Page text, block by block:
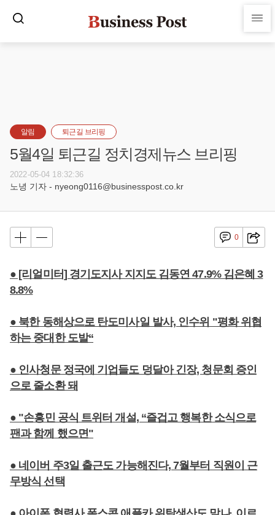
알림 퇴근길 브리핑
5월4일 퇴근길 정치경제뉴스 브리핑
2022-05-04 18:32:36
노녕 기자 - nyeong0116@businesspost.co.kr
0
● [리얼미터] 경기도지사 지지도 김동연 47.9% 김은혜 3
8.8%
● 북한 동해상으로 탄도미사일 발사, 인수위 "평화 위협
하는 중대한 도발“
● 인사청문 정국에 기업들도 덩달아 긴장, 청문회 증인
으로 줄소환 돼
● "손흥민 공식 트위터 개설, “즐겁고 행복한 소식으로
팬과 함께 했으면"
● 네이버 주3일 출근도 가능해진다, 7월부터 직원이 근
무방식 선택